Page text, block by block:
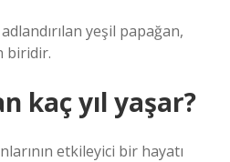
yeşil papağan,
biridir.
kaç yıl yaşar?
etkileyici bir hayatı